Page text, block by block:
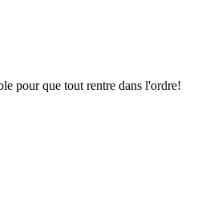
pour que tout rentre dans l'ordre!